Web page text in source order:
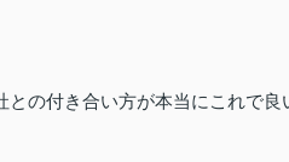
の付き合い方が本当にこれで